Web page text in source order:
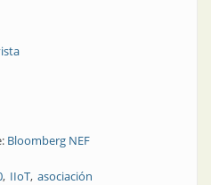
Bloomberg NEF
IIoT asociación